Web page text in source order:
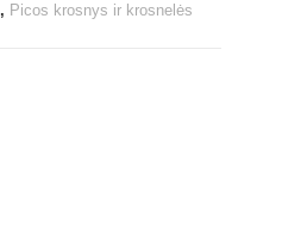
, Picos krosnys ir krosnelės